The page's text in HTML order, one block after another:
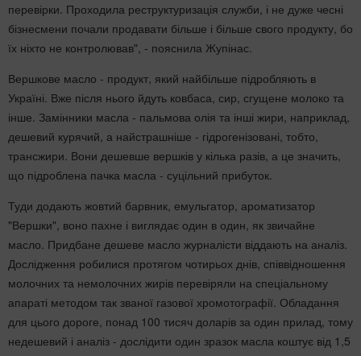
перевірки. Проходила реструктуризація служби, і не дуже чесні
бізнесмени почали продавати більше і більше свого продукту, бо
їх ніхто не контролював", - пояснила Жупінас.
Вершкове масло - продукт, який найбільше підробляють в
Україні. Вже після нього йдуть ковбаса, сир, сгущене молоко та
інше. Замінники масла - пальмова олія та інші жири, наприклад,
дешевий курячий, а найстрашніше - гідрогенізовані, тобто,
трансжири. Вони дешевше вершків у кілька разів, а це значить,
що підроблена пачка масла - суцільний прибуток.
Туди додають жовтий барвник, емульгатор, ароматизатор
"Вершки", воно пахне і виглядає один в один, як звичайне
масло. Придбане дешеве масло журналісти віддають на аналіз.
Дослідження робилися протягом чотирьох днів, співвідношення
молочних та немолочних жирів перевіряли на спеціальному
апараті методом так званої газової хромотографії. Обладання
для цього дороге, понад 100 тисяч доларів за один прилад, тому
недешевий і аналіз - дослідити один зразок масла коштує від 1,5